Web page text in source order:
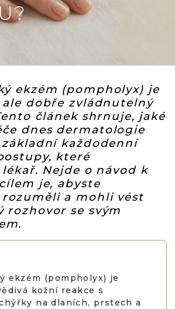
ekzém (pompholyx) je
dobře zvládnutelný
článek shrnuje, jaké
dnes dermatologie
každodenní
které
Nejde o návod k
je, abyste
a mohli vést
rozhovor se svým
ekzém (pompholyx) je
kožní reakce s
na dlaních, prstech a